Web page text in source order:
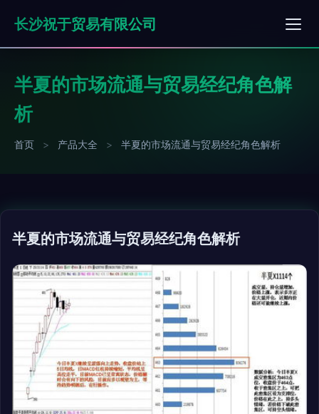
长沙祝于贸易有限公司
半夏的市场流通与贸易经纪角色解
析
首页 > 产品大全 > 半夏的市场流通与贸易经纪角色解析
半夏的市场流通与贸易经纪角色解析